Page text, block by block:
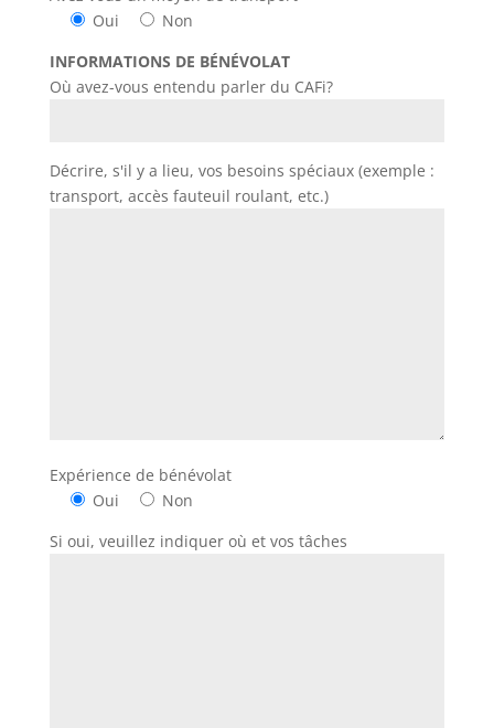
Oui
Non
INFORMATIONS DE BÉNÉVOLAT
Où avez-vous entendu parler du CAFi?
Décrire, s'il y a lieu, vos besoins spéciaux (exemple :
transport, accès fauteuil roulant, etc.)
Expérience de bénévolat
Oui
Non
Si oui, veuillez indiquer où et vos tâches